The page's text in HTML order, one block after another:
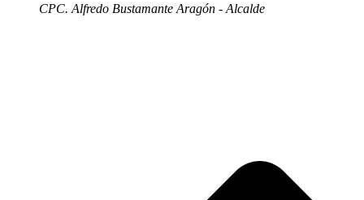
CPC. Alfredo Bustamante Aragón - Alcalde